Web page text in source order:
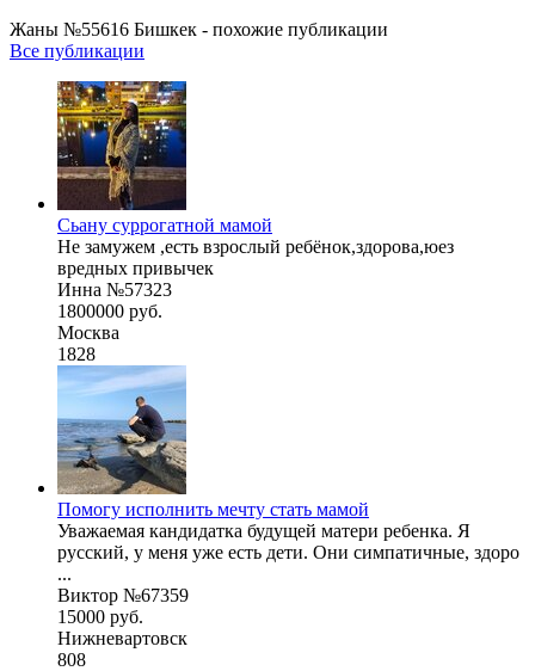
Жаны №55616 Бишкек - похожие публикации
Все публикации
Сьану суррогатной мамой
Не замужем ,есть взрослый ребёнок,здорова,юез
вредных привычек
Инна №57323
1800000 руб.
Москва
1828
Помогу исполнить мечту стать мамой
Уважаемая кандидатка будущей матери ребенка. Я
русский, у меня уже есть дети. Они симпатичные, здоро
...
Виктор №67359
15000 руб.
Нижневартовск
808